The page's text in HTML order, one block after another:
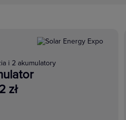
i 2 akumulatory
zł